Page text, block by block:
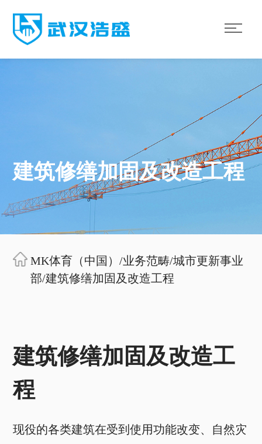
建筑修缮加固及改造工程
MK体育（中国）/业务范畴/城市更新事业
部/建筑修缮加固及改造工程
建筑修缮加固及改造工
程
现役的各类建筑在受到使用功能改变、自然灾